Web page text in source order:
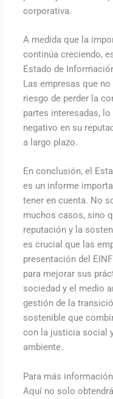
corporativa.
A medida que la
continúa creciendo,
Estado de
Las empresas que no
riesgo de perder la
partes interesadas,
negativo en su
a largo plazo.
En conclusión, el
es un informe
tener en cuenta. No
muchos casos, sino
reputación y la
es crucial que las
presentación del
para mejorar sus
sociedad y el medio
gestión de la
sostenible que
con la justicia social
ambiente.
Para más
Aquí no solo